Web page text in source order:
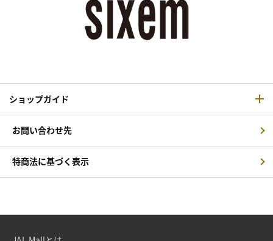
ショップガイド
お問い合わせ先
特商法に基づく表示